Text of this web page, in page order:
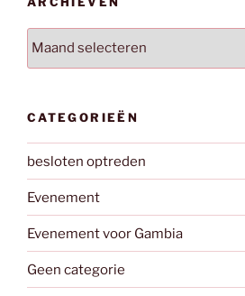
Archieven
CATEGORIEËN
besloten optreden
Evenement
Evenement voor Gambia
Geen categorie